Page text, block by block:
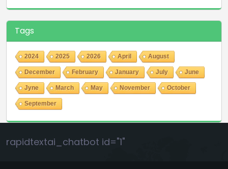
Tags
2024 2025 2026 April August
December February January July June
Jyne March May November October
September
rapidtextai_chatbot id="1"